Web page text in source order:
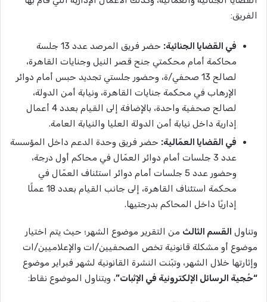
الفريق:
في القضايا الجنائية:
حضر فريق المرصد عدد 13 جلسة
محاكمة أمام محكمتي جنح قصر النيل وجنايات القاهرة،
لصالح 13 صحفي/ة، وحضور جلستي تجديد حبس أمام دوائر
الإرهاب في محكمة جنايات القاهرة، ونيابة أمن الدولة،
لصالح صحفية واحدة، بالإضافة إلى القيام بعدد 4 أعمال
إدارية داخل نيابة أمن الدولة العليا والنيابة العامة.
في القضايا العمّالية: حضر فريق وحدة الدعم داخل المؤسسة
عدد 3 جلسات أمام دوائر العمّال في محاكم أول درجة،
وحضور عدد 5 جلسات أمام دوائر استئناف العمّال في
محكمة استئناف القاهرة، إلى جانب القيام بعدد 18 عملًا
إداريًا داخل المحاكم بدرجتيها.
وتناول القسم الثالث من التقرير موضوع الشهر؛ حيث يتم اختيار
موضوع أو مشكلة قانونية تخص الصحفيين/ات والإعلاميين/ات
وإثارتها خلال الشهر، وتبّنت النشرة القانونية لشهر فبراير موضوع
“حُجية الرسائل الإلكترونية في الإثبات”، ويتناول الموضوع نقاط: